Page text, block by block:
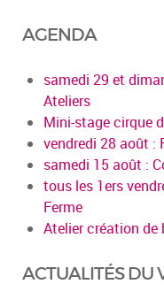
AGENDA
samedi 29 et
Ateliers
Mini-stage cirque
vendredi 28 août :
samedi 15 août :
tous les 1ers
Ferme
Atelier création de
ACTUALITÉS DU